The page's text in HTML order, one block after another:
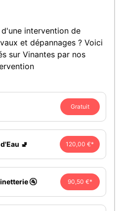
intervention de
et dépannages ? Voici
sur Vinantes par nos
Gratuit
🚽 120,00 €*
🚰 90,50 €*